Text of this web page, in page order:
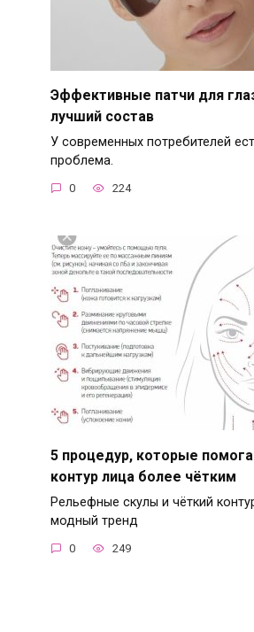
Эффективные патчи для
лучший состав
У современных потребителей
проблема.
0 224
5 процедур, которые
контур лица более чётким
Рельефные скулы и чёткий
модный тренд
0 249